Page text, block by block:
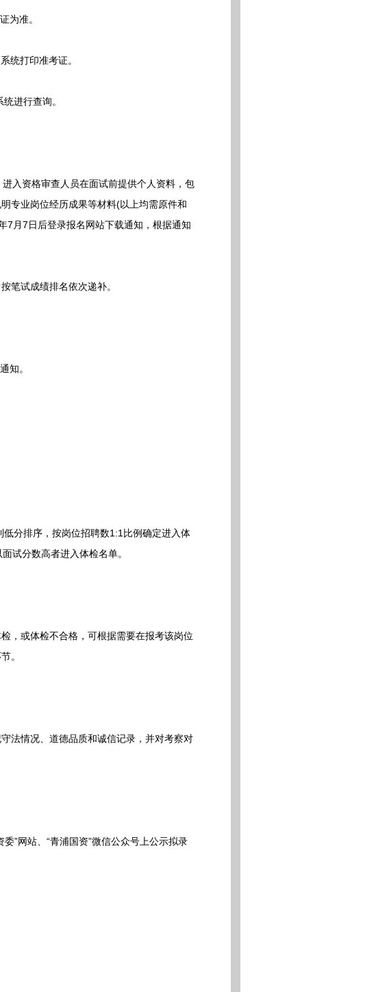
为准。
打印准考证。
进行查询。
入资格审查人员在面试前提供个人资料，包
专业岗位经历成果等材料(以上均需原件和
7月7日后登录报名网站下载通知，根据通知
试成绩排名依次递补。
知。
分排序，按岗位招聘数1:1比例确定进入体
试分数高者进入体检名单。
或体检不合格，可根据需要在报考该岗位
。
情况、道德品质和诚信记录，并对考察对
”网站、“青浦国资”微信公众号上公示拟录